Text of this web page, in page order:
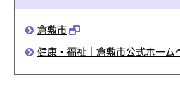
倉敷市
健康・福祉｜倉敷市公式ホーム